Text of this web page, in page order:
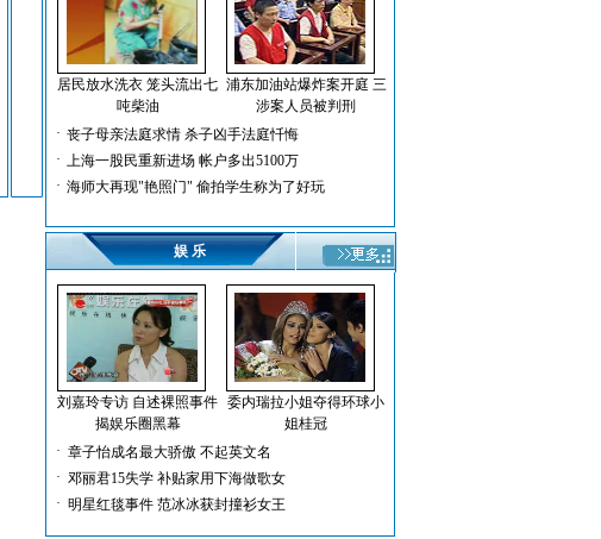
居民放水洗衣 笼头流出七
吨柴油
浦东加油站爆炸案开庭 三
涉案人员被判刑
· 丧子母亲法庭求情 杀子凶手法庭忏悔
· 上海一股民重新进场 帐户多出5100万
· 海师大再现"艳照门" 偷拍学生称为了好玩
娱 乐
刘嘉玲专访 自述裸照事件
揭娱乐圈黑幕
委内瑞拉小姐夺得环球小
姐桂冠
· 章子怡成名最大骄傲 不起英文名
· 邓丽君15失学 补贴家用下海做歌女
· 明星红毯事件 范冰冰获封撞衫女王